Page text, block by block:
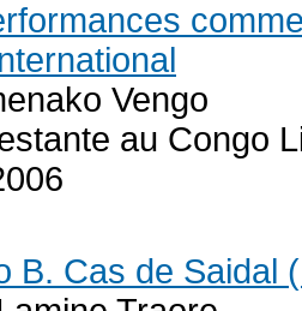
Vengo
au Congo
B. Cas de Saidal